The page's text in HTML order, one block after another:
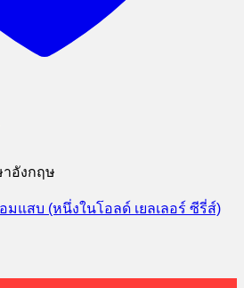
อังกฤษ
มแสบ (หนึ่งในโอลด์ เยลเลอร์ ซีรี่ส์)